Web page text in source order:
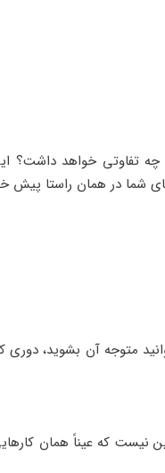
چه تفاوتی خواهد داشت؟
شما در همان راستا پیش
متوجه آن بشوید، دوری
که عیناً همان کارهایی